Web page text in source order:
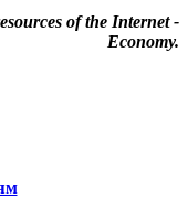
of the Internet-
Economy.